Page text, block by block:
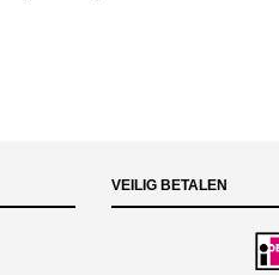
VEILIG BETALEN